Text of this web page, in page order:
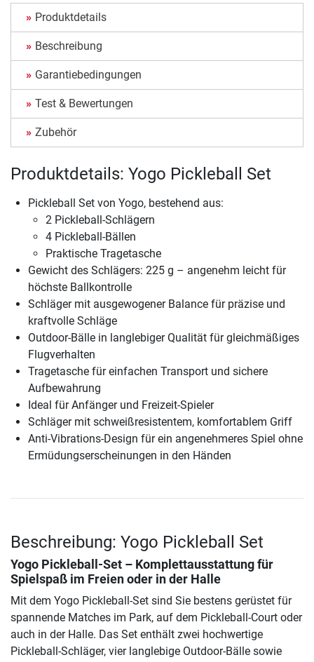
Produktdetails
Beschreibung
Garantiebedingungen
Test & Bewertungen
Zubehör
Produktdetails: Yogo Pickleball Set
Pickleball Set von Yogo, bestehend aus:
2 Pickleball-Schlägern
4 Pickleball-Bällen
Praktische Tragetasche
Gewicht des Schlägers: 225 g – angenehm leicht für
höchste Ballkontrolle
Schläger mit ausgewogener Balance für präzise und
kraftvolle Schläge
Outdoor-Bälle in langlebiger Qualität für gleichmäßiges
Flugverhalten
Tragetasche für einfachen Transport und sichere
Aufbewahrung
Ideal für Anfänger und Freizeit-Spieler
Schläger mit schweißresistentem, komfortablem Griff
Anti-Vibrations-Design für ein angenehmeres Spiel ohne
Ermüdungserscheinungen in den Händen
Beschreibung: Yogo Pickleball Set
Yogo Pickleball-Set – Komplettausstattung für
Spielspaß im Freien oder in der Halle
Mit dem Yogo Pickleball-Set sind Sie bestens gerüstet für
spannende Matches im Park, auf dem Pickleball-Court oder
auch in der Halle. Das Set enthält zwei hochwertige
Pickleball-Schläger, vier langlebige Outdoor-Bälle sowie